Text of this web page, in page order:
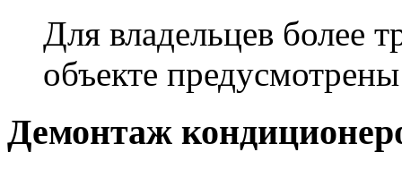
Для владельцев более
объекте
Демонтаж